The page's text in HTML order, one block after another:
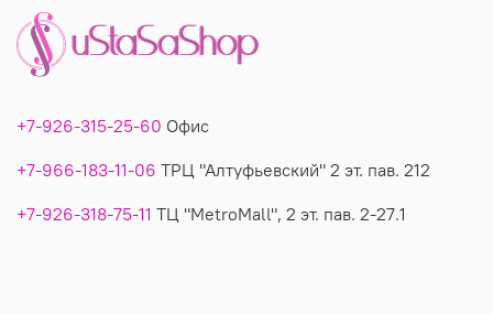
Вы можете купить недорого трикотажное платье
модель 295 в магазинах У Стаса. Платье модель 295:
описание, фото, состав, производитель.
+7-926-315-25-60 Офис
+7-966-183-11-06 ТРЦ "Алтуфьевский" 2 эт. пав. 212
+7-926-318-75-11 ТЦ "MetroMall", 2 эт. пав. 2-27.1